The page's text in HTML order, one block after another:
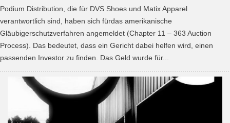
Podium Distribution, die für DVS Shoes und Matix Apparel
verantwortlich sind, haben sich fürdas amerikanische
Gläubigerschutzverfahren angemeldet (Chapter 11 – 363 Auction
Process). Das bedeutet, dass ein Gericht dabei helfen wird, einen
passenden Investor zu finden. Das Geld wurde für...